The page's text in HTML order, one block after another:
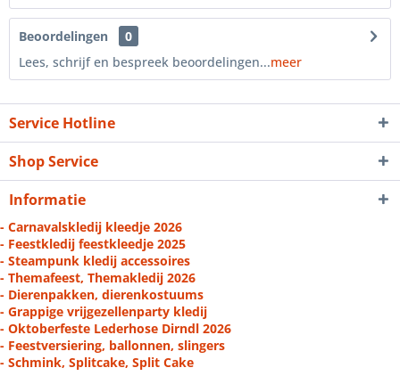
Beoordelingen
0
Lees, schrijf en bespreek beoordelingen...meer
Service Hotline
Shop Service
Informatie
- Carnavalskledij kleedje 2026
- Feestkledij feestkleedje 2025
- Steampunk kledij accessoires
- Themafeest, Themakledij 2026
- Dierenpakken, dierenkostuums
- Grappige vrijgezellenparty kledij
- Oktoberfeste Lederhose Dirndl 2026
- Feestversiering, ballonnen, slingers
- Schmink, Splitcake, Split Cake